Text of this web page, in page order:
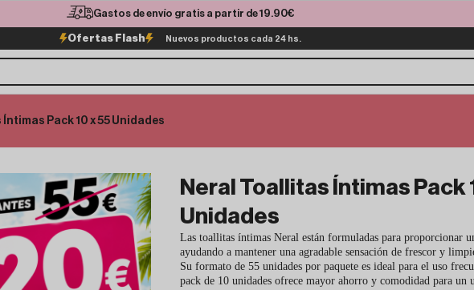
Gastos de envío gratis a partir de 19.90€
Ofertas Flash Nuevos productos cada 24 hs.
Pack 10 x 55 Unidades
Neral Toallitas Íntimas Pack
Unidades
Las toallitas íntimas Neral están formuladas para proporcionar
ayudando a mantener una agradable sensación de frescor y
Su formato de 55 unidades por paquete es ideal para el uso
pack de 10 unidades ofrece mayor ahorro y comodidad para un